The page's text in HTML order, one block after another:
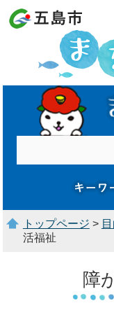
トップページ >
活福祉
障